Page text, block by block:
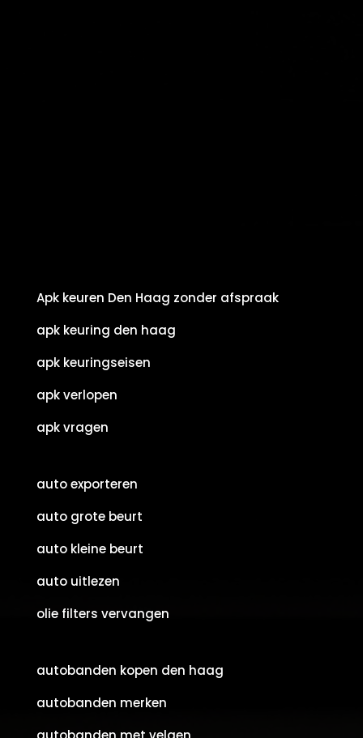
Apk keuren Den Haag zonder afspraak
apk keuring den haag
apk keuringseisen
apk verlopen
apk vragen
auto exporteren
auto grote beurt
auto kleine beurt
auto uitlezen
olie filters vervangen
autobanden kopen den haag
autobanden merken